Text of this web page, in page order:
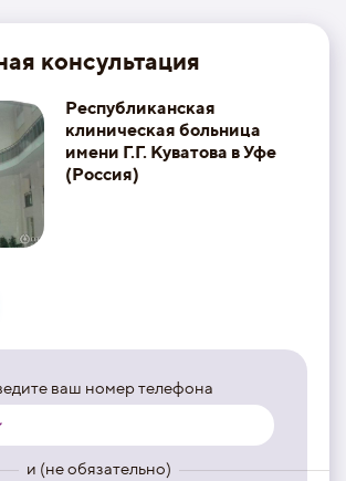
консультация
Республиканская
клиническая больница
имени Г.Г. Куватова в Уфе
(Россия)
ваш номер телефона
и (не обязательно)